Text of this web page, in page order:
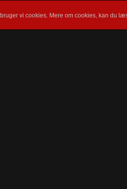
vi cookies. Mere om cookies, kan du